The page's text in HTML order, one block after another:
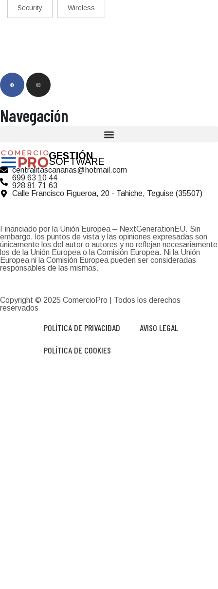
Security Wireless
Navegación
GESTIÓN
SOFTWARE
centralitascanarias@hotmail.com
699 63 10 44
928 81 71 63
Calle Francisco Figueroa, 20 - Tahiche, Teguise (35507)
Financiado por la Unión Europea – NextGenerationEU. Sin
embargo, los puntos de vista y las opiniones expresadas son
únicamente los del autor o autores y no reflejan necesariamente
los de la Unión Europea o la Comisión Europea. Ni la Unión
Europea ni la Comisión Europea pueden ser consideradas
responsables de las mismas.
Copyright © 2025 ComercioPro | Todos los derechos
reservados
POLÍTICA DE PRIVACIDAD AVISO LEGAL
POLÍTICA DE COOKIES